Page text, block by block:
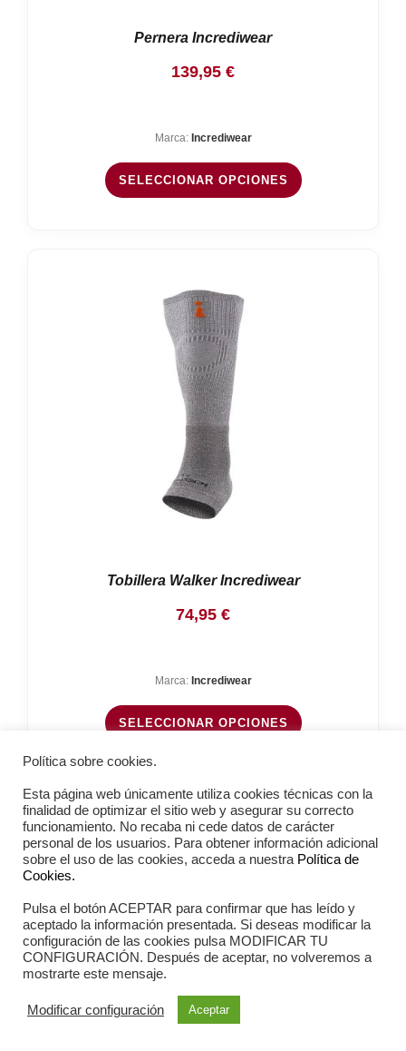
Pernera Incrediwear
139,95 €
Marca: Incrediwear
SELECCIONAR OPCIONES
Tobillera Walker Incrediwear
74,95 €
Marca: Incrediwear
SELECCIONAR OPCIONES
Política sobre cookies.
Esta página web únicamente utiliza cookies técnicas con la
finalidad de optimizar el sitio web y asegurar su correcto
funcionamiento. No recaba ni cede datos de carácter
personal de los usuarios. Para obtener información adicional
sobre el uso de las cookies, acceda a nuestra Política de
Cookies.
Pulsa el botón ACEPTAR para confirmar que has leído y
aceptado la información presentada. Si deseas modificar la
configuración de las cookies pulsa MODIFICAR TU
CONFIGURACIÓN. Después de aceptar, no volveremos a
mostrarte este mensaje.
Modificar configuración Aceptar